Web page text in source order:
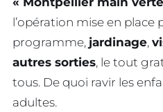
l’opération mise en place
programme, jardinage,
autres sorties, le tout
tous. De quoi ravir les
adultes.